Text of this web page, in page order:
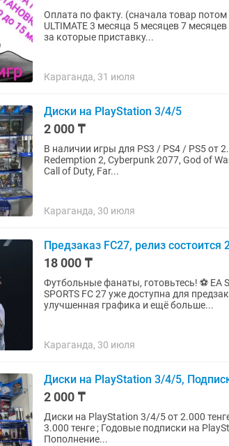
Оплата по факту. (сначала товар потом оплата). Стоимость подписки
ULTIMATE 3 месяца 5 месяцев 7 месяцев 9 месяцев 11 месяцев 13 месяцев Не общие аккаунты
за которые приставку...
Караганда, 31 июля
Диски на PlayStation 3/4/5
2 000 ₸
В наличии игры для PS3 / PS4 / PS5 от 2.000 тенге 🎮✨ Из
Redemption 2, Cyberpunk 2077, God of
Call of Duty, Far...
Караганда, 30 июля
Предзаказ FC27, релиз состоится
18 000 ₸
Футбольные фанаты, готовьтесь! ⚽ EA
SPORTS FC 27 уже доступна для
улучшенная графика и ещё больше...
Караганда, 30 июля
Диски на PlayStation 3/4/5,
2 000 ₸
Диски на PlayStation 3/4/5 от 2.000 тенге 🎮; Создание турецких и украинских
3.000 тенге ; Годовые подписки на PlayStation 4/5 формата Deluxe/EA Play от 12.000 тенге ;
Пополнение...